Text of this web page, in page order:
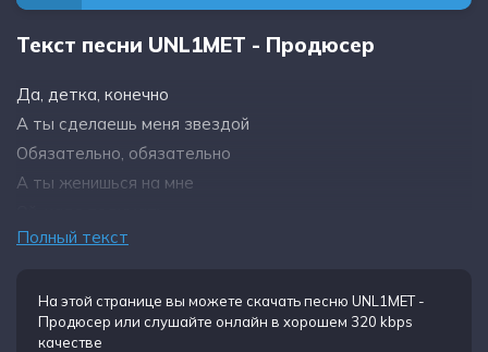
Текст песни UNL1MET - Продюсер
Да, детка, конечно
А ты сделаешь меня звездой
Обязательно, обязательно
А ты женишься на мне
Пошла плясать, доски гномоса, Трофан, короток, ребята
Я за девочку мчу, к ней на Ниве лечу
Коль меня дождешься, в счастье захлебнешься
Полный текст
На этой странице вы можете скачать песню UNL1MET -
Продюсер или слушайте онлайн в хорошем 320 kbps
качестве